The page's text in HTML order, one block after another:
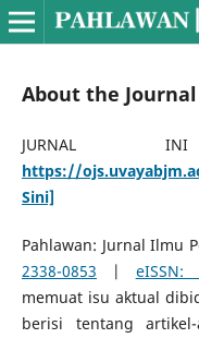
About the Journal
JURNAL
https://
Sini]
Pahlawan: Jurnal Ilmu
2338-0853 | eISSN:
memuat isu aktual
berisi tentang